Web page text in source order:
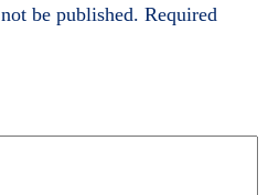
be published. Required